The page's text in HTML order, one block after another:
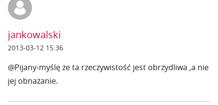
jankowalski
2013-03-12 15:36
@Pijany-myślę że ta rzeczywistość jest obrzydliwa ,a nie
jej obnażanie.